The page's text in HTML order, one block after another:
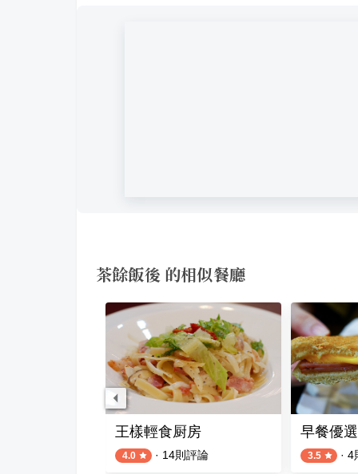
茶餘飯後 的相似餐廳
王樣輕食厨房
4.0 · 14則評論
早餐優選
3.5 · 4